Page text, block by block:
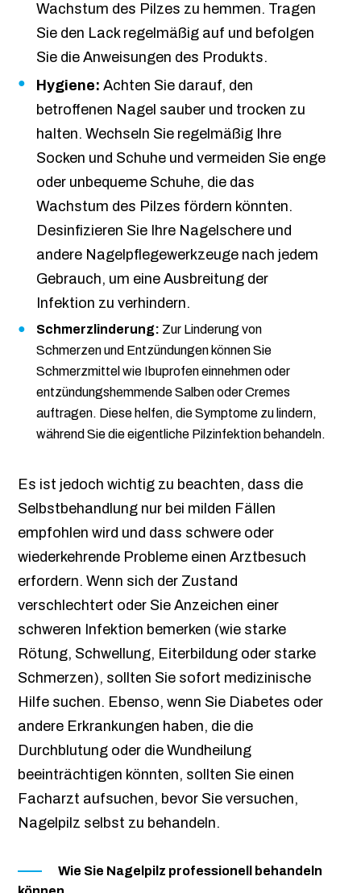
Wachstum des Pilzes zu hemmen. Tragen
Sie den Lack regelmäßig auf und befolgen
Sie die Anweisungen des Produkts.
Hygiene: Achten Sie darauf, den
betroffenen Nagel sauber und trocken zu
halten. Wechseln Sie regelmäßig Ihre
Socken und Schuhe und vermeiden Sie enge
oder unbequeme Schuhe, die das
Wachstum des Pilzes fördern könnten.
Desinfizieren Sie Ihre Nagelschere und
andere Nagelpflegewerkzeuge nach jedem
Gebrauch, um eine Ausbreitung der
Infektion zu verhindern.
Schmerzlinderung: Zur Linderung von
Schmerzen und Entzündungen können Sie
Schmerzmittel wie Ibuprofen einnehmen oder
entzündungshemmende Salben oder Cremes
auftragen. Diese helfen, die Symptome zu lindern,
während Sie die eigentliche Pilzinfektion behandeln.
Es ist jedoch wichtig zu beachten, dass die
Selbstbehandlung nur bei milden Fällen
empfohlen wird und dass schwere oder
wiederkehrende Probleme einen Arztbesuch
erfordern. Wenn sich der Zustand
verschlechtert oder Sie Anzeichen einer
schweren Infektion bemerken (wie starke
Rötung, Schwellung, Eiterbildung oder starke
Schmerzen), sollten Sie sofort medizinische
Hilfe suchen. Ebenso, wenn Sie Diabetes oder
andere Erkrankungen haben, die die
Durchblutung oder die Wundheilung
beeinträchtigen könnten, sollten Sie einen
Facharzt aufsuchen, bevor Sie versuchen,
Nagelpilz selbst zu behandeln.
Wie Sie Nagelpilz professionell behandeln